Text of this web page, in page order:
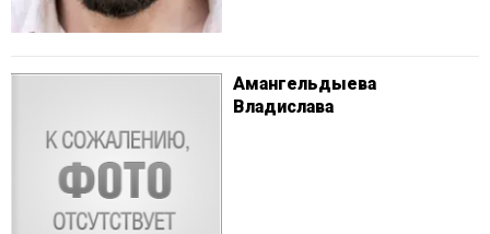
Амангельдыева
Владислава